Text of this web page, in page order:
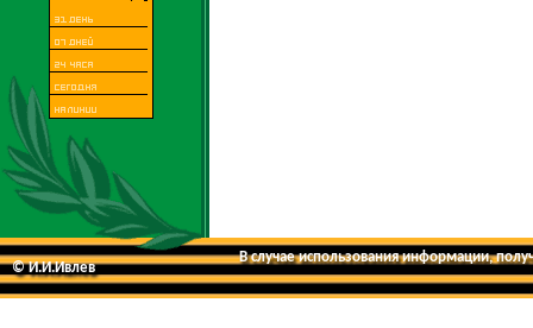
© И.И.Ивлев
В случае использования информации,